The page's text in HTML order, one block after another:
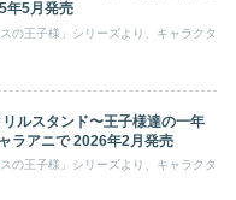
年5月発売
の王子様」シリーズより、キャラクタ
ルスタンド〜王子様達の一年
ラアニで 2026年2月発売
の王子様」シリーズより、キャラクタ